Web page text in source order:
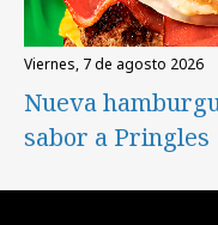
viernes, 7 de agosto 2026
Nueva
sabor a Pringles